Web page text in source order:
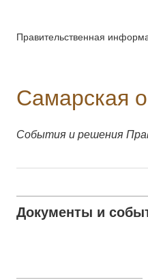
Правительственная
Самарская
События и решения
Документы и